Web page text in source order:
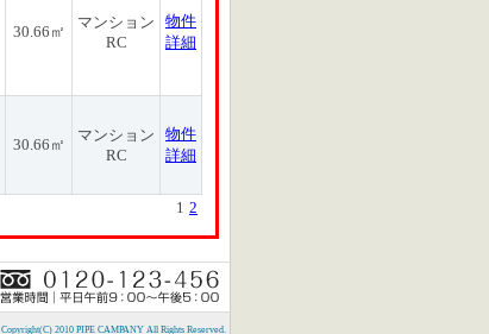
30.66㎡
マンション
RC
物件
詳細
30.66㎡
マンション
RC
物件
詳細
1 2
Copyright(C) 2010 PIPE CAMPANY All Rights Reserved.